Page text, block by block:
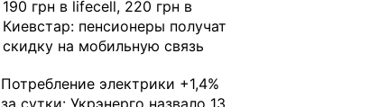
190 грн в lifecell, 220 грн в
Киевстар: пенсионеры получат
скидку на мобильную связь
Потребление электрики +1,4%
за сутки: Укрэнерго назвало 13